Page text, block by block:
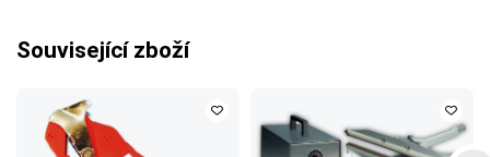
Související zboží